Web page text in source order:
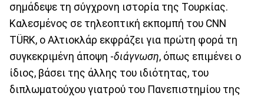
σημάδεψε τη σύγχρονη ιστορία της Τουρκίας.
Καλεσμένος σε τηλεοπτική εκπομπή του CNN
TÜRK, o Αλτιοκλάρ εκφράζει για πρώτη φορά τη
συγκεκριμένη άποψη -διάγνωση, όπως επιμένει ο
ίδιος, βάσει της άλλης του ιδιότητας, του
διπλωματούχου γιατρού του Πανεπιστημίου της